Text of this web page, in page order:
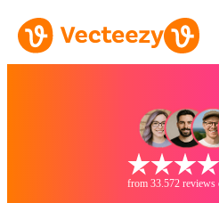
from 33.572 reviews